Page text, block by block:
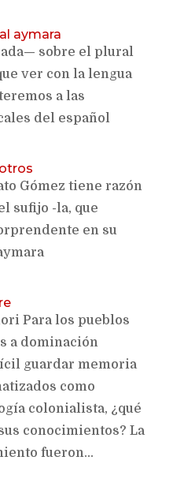
aymara
sobre el plural
ver con la lengua
a las
del español
Gómez tiene razón
sufijo -la, que
en su
Para los pueblos
a dominación
guardar memoria
como
colonialista, ¿qué
conocimientos? La
fueron...